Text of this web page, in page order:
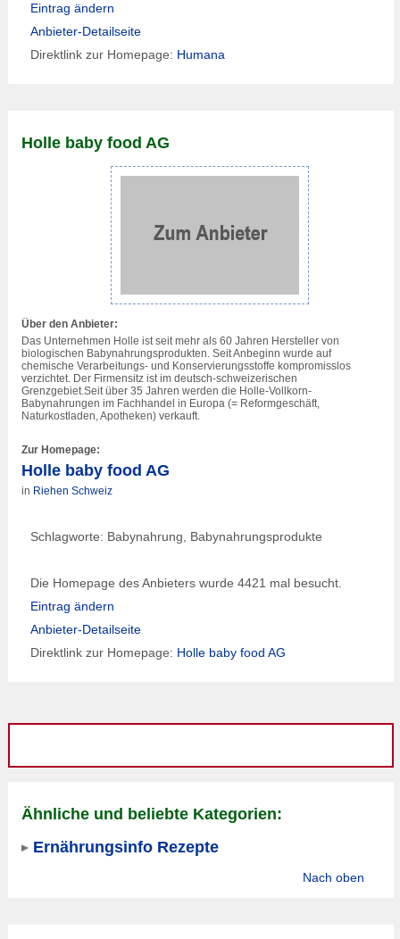
Eintrag ändern
Anbieter-Detailseite
Direktlink zur Homepage: Humana
Holle baby food AG
Über den Anbieter:
Das Unternehmen Holle ist seit mehr als 60 Jahren Hersteller von
biologischen Babynahrungsprodukten. Seit Anbeginn wurde auf
chemische Verarbeitungs- und Konservierungsstoffe kompromisslos
verzichtet. Der Firmensitz ist im deutsch-schweizerischen
Grenzgebiet.Seit über 35 Jahren werden die Holle-Vollkorn-
Babynahrungen im Fachhandel in Europa (= Reformgeschäft,
Naturkostladen, Apotheken) verkauft.
Zur Homepage:
Holle baby food AG
in Riehen Schweiz
Schlagworte: Babynahrung, Babynahrungsprodukte
Die Homepage des Anbieters wurde 4421 mal besucht.
Eintrag ändern
Anbieter-Detailseite
Direktlink zur Homepage: Holle baby food AG
Ähnliche und beliebte Kategorien:
Ernährungsinfo Rezepte
Nach oben